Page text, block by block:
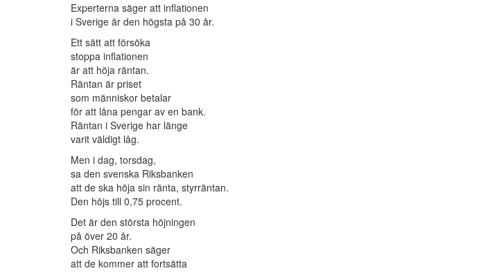
Experterna säger att inflationen
i Sverige är den högsta på 30 år.
Ett sätt att försöka
stoppa inflationen
är att höja räntan.
Räntan är priset
som människor betalar
för att låna pengar av en bank.
Räntan i Sverige har länge
varit väldigt låg.
Men i dag, torsdag,
sa den svenska Riksbanken
att de ska höja sin ränta, styrräntan.
Den höjs till 0,75 procent.
Det är den största höjningen
på över 20 år.
Och Riksbanken säger
att de kommer att fortsätta